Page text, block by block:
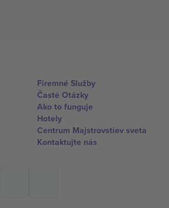
Firemné Služby
Časté Otázky
Ako to funguje
Hotely
Centrum Majstrovstiev sveta
Kontaktujte nás